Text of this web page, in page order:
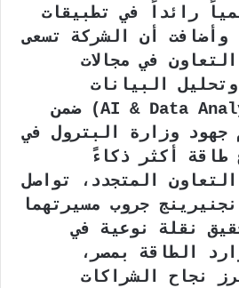
رائداً في تطبيقات
وأضافت أن الشركة تسعى
في مجالات
البيانات
المتقدمة (AI & Data Analytics) ضمن
جهود وزارة البترول في
طاقة أكثر ذكاءً
المتجدد، تواصل
جروب مسيرتهما
نقلة نوعية في
الطاقة بمصر،
نجاح الشراكات